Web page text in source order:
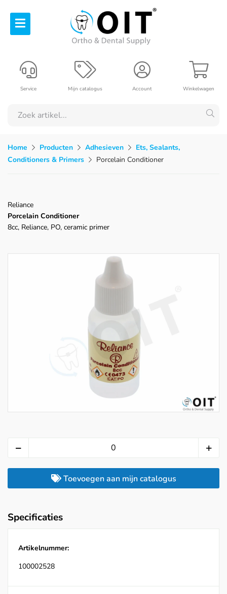
Winkelwagen
Account
Mijn catalogus
Service
Home Producten Adhesieven
Ets, Sealants,
Conditioners & Primers
Porcelain Conditioner
Reliance
Porcelain Conditioner
8cc, Reliance, PO, ceramic primer
Toevoegen aan mijn catalogus
Specificaties
Artikelnummer:
100002528